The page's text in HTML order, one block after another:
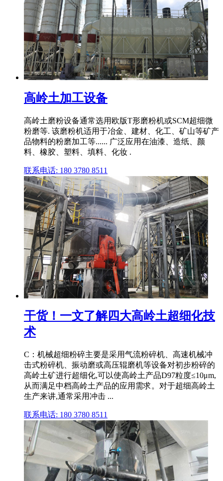
高岭土加工设备
高岭土磨粉设备通常选用欧版T形磨粉机或SCM超细微
粉磨等. 该磨粉机适用于冶金、建材、化工、矿山等矿产
品物料的粉磨加工等...... 广泛应用在油漆、造纸、颜
料、橡胶、塑料、填料、化妆 .
联系电话: 180 3780 8511
干货！一文了解四大高岭土超细化技
术
C：机械超细粉碎主要是采用气流粉碎机、高速机械冲
击式粉碎机、振动磨或高压辊磨机等设备对初步粉碎的
高岭土矿进行超细化,可以使高岭土产品D97粒度≤10μm,
从而满足中档高岭土产品的应用需求。对于超细高岭土
生产来讲,通常采用冲击 ...
联系电话: 180 3780 8511